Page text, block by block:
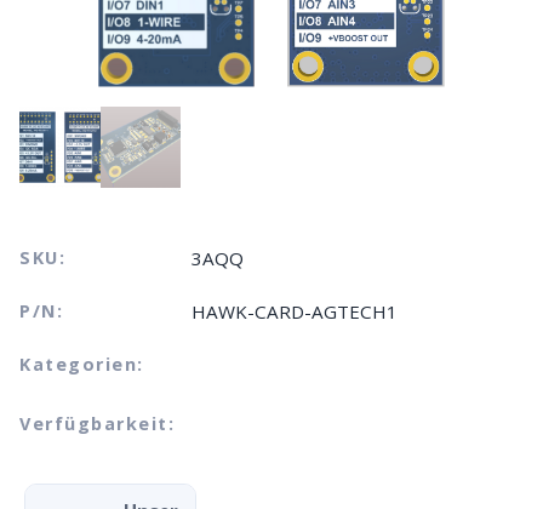
SKU: 3AQQ
P/N: HAWK-CARD-AGTECH1
Kategorien:
Verfügbarkeit: